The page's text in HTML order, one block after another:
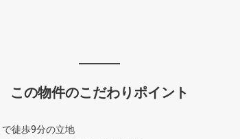
この物件のこだわりポイント
徒歩9分の立地